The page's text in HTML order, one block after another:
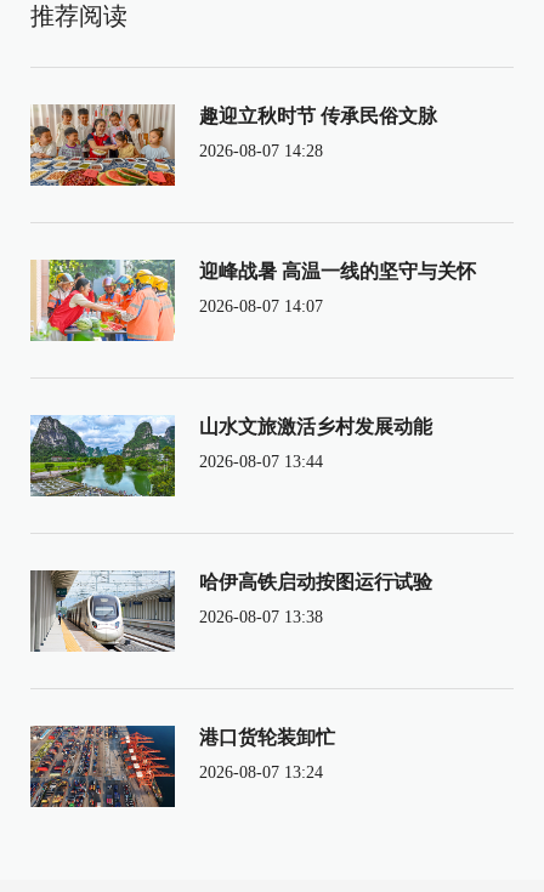
推荐阅读
趣迎立秋时节 传承民俗文脉
2026-08-07 14:28
迎峰战暑 高温一线的坚守与关怀
2026-08-07 14:07
山水文旅激活乡村发展动能
2026-08-07 13:44
哈伊高铁启动按图运行试验
2026-08-07 13:38
港口货轮装卸忙
2026-08-07 13:24